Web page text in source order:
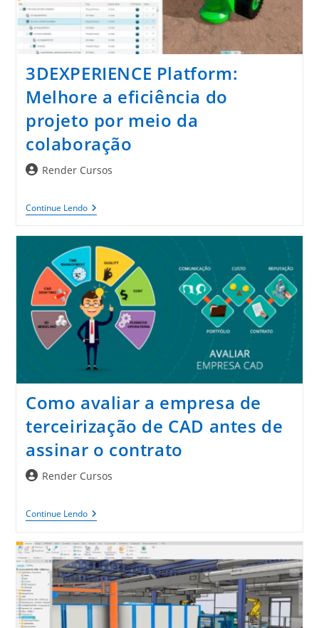
3DEXPERIENCE Platform:
Melhore a eficiência do
projeto por meio da
colaboração
AutorRender Cursos
Continue Lendo3DEXPERIENCE
Platform:
Eficiência
Projeto
Por
Meio
Da
Colaboração
Como avaliar a empresa de
terceirização de CAD antes de
assinar o contrato
AutorRender Cursos
Continue LendoComo
Avaliar
Empresa
De
Terceirização
De
CAD
Antes
De